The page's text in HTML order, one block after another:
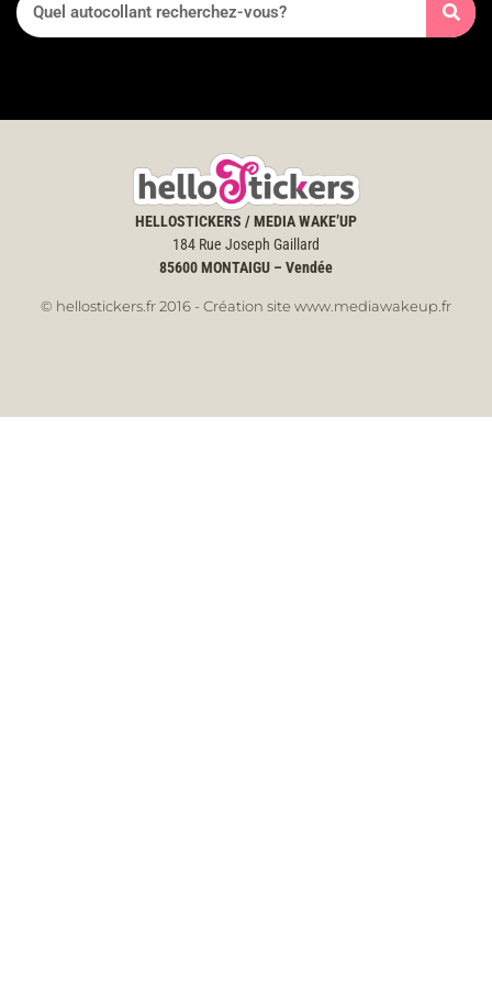
HELLOSTICKERS / MEDIA WAKE’UP
184 Rue Joseph Gaillard
85600MONTAIGU – Vendée
© hellostickers.fr 2016 - Création site www.mediawakeup.fr